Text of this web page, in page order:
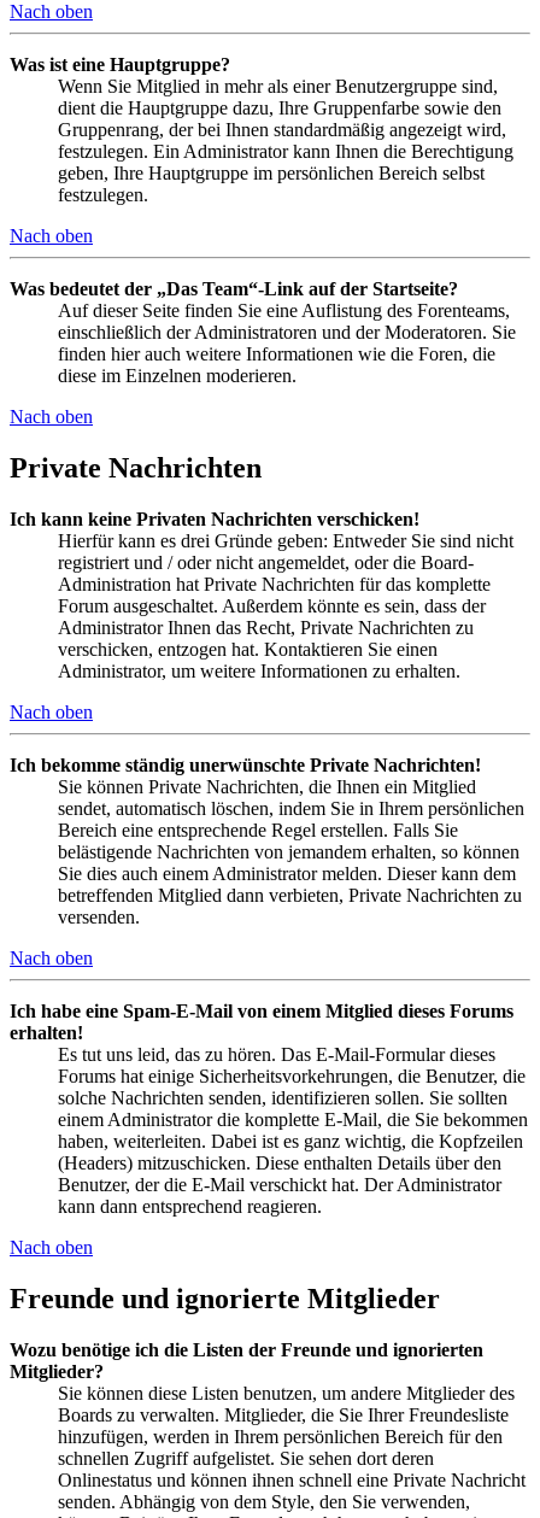
Nach oben
Was ist eine Hauptgruppe?
Wenn Sie Mitglied in mehr als einer Benutzergruppe sind,
dient die Hauptgruppe dazu, Ihre Gruppenfarbe sowie den
Gruppenrang, der bei Ihnen standardmäßig angezeigt wird,
festzulegen. Ein Administrator kann Ihnen die Berechtigung
geben, Ihre Hauptgruppe im persönlichen Bereich selbst
festzulegen.
Nach oben
Was bedeutet der „Das Team“-Link auf der Startseite?
Auf dieser Seite finden Sie eine Auflistung des Forenteams,
einschließlich der Administratoren und der Moderatoren. Sie
finden hier auch weitere Informationen wie die Foren, die
diese im Einzelnen moderieren.
Nach oben
Private Nachrichten
Ich kann keine Privaten Nachrichten verschicken!
Hierfür kann es drei Gründe geben: Entweder Sie sind nicht
registriert und / oder nicht angemeldet, oder die Board-
Administration hat Private Nachrichten für das komplette
Forum ausgeschaltet. Außerdem könnte es sein, dass der
Administrator Ihnen das Recht, Private Nachrichten zu
verschicken, entzogen hat. Kontaktieren Sie einen
Administrator, um weitere Informationen zu erhalten.
Nach oben
Ich bekomme ständig unerwünschte Private Nachrichten!
Sie können Private Nachrichten, die Ihnen ein Mitglied
sendet, automatisch löschen, indem Sie in Ihrem persönlichen
Bereich eine entsprechende Regel erstellen. Falls Sie
belästigende Nachrichten von jemandem erhalten, so können
Sie dies auch einem Administrator melden. Dieser kann dem
betreffenden Mitglied dann verbieten, Private Nachrichten zu
versenden.
Nach oben
Ich habe eine Spam-E-Mail von einem Mitglied dieses Forums
erhalten!
Es tut uns leid, das zu hören. Das E-Mail-Formular dieses
Forums hat einige Sicherheitsvorkehrungen, die Benutzer, die
solche Nachrichten senden, identifizieren sollen. Sie sollten
einem Administrator die komplette E-Mail, die Sie bekommen
haben, weiterleiten. Dabei ist es ganz wichtig, die Kopfzeilen
(Headers) mitzuschicken. Diese enthalten Details über den
Benutzer, der die E-Mail verschickt hat. Der Administrator
kann dann entsprechend reagieren.
Nach oben
Freunde und ignorierte Mitglieder
Wozu benötige ich die Listen der Freunde und ignorierten
Mitglieder?
Sie können diese Listen benutzen, um andere Mitglieder des
Boards zu verwalten. Mitglieder, die Sie Ihrer Freundesliste
hinzufügen, werden in Ihrem persönlichen Bereich für den
schnellen Zugriff aufgelistet. Sie sehen dort deren
Onlinestatus und können ihnen schnell eine Private Nachricht
senden. Abhängig von dem Style, den Sie verwenden,